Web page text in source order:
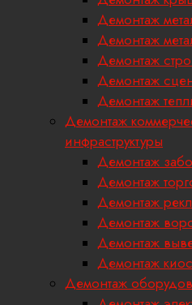
Демонтаж
Демонтаж
Демонтаж
Демонтаж
Демонтаж
Демонтаж
инфраструктуры
Демонтаж
Демонтаж
Демонтаж
Демонтаж
Демонтаж
Демонтаж
Демонтаж